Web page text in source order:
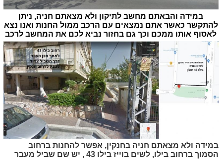
במידה והבאתם מחשב לתיקון ולא מצאתם חניה, ניתן
להתקשר כאשר אתם נמצאים עם הרכב ממול החנות ואנו נצא
לאסוף אותו ממכם וכך גם בחזור נביא לכם את המחשב לרכב
במידה ולא מצאתם חניה בחנקין, אפשר להחנות ברחוב
הסמוך ברחוב בילו, לשים בוייז בילו 43 , יש שם שביל מעבר